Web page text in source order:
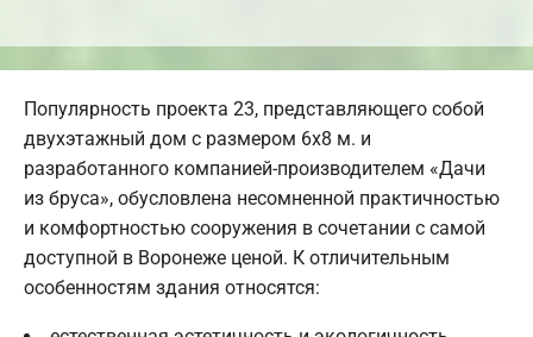
Популярность проекта 23, представляющего собой
двухэтажный дом с размером 6х8 м. и
разработанного компанией-производителем «Дачи
из бруса», обусловлена несомненной практичностью
и комфортностью сооружения в сочетании с самой
доступной в Воронеже ценой. К отличительным
особенностям здания относятся: